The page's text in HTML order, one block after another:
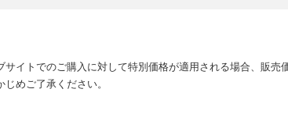
イトでのご購入に対して特別価格が適用される場合、販売
めご了承ください。